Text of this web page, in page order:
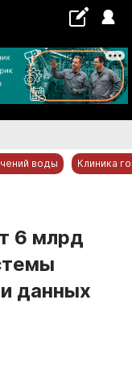
воды Клиника
6 млрд
данных